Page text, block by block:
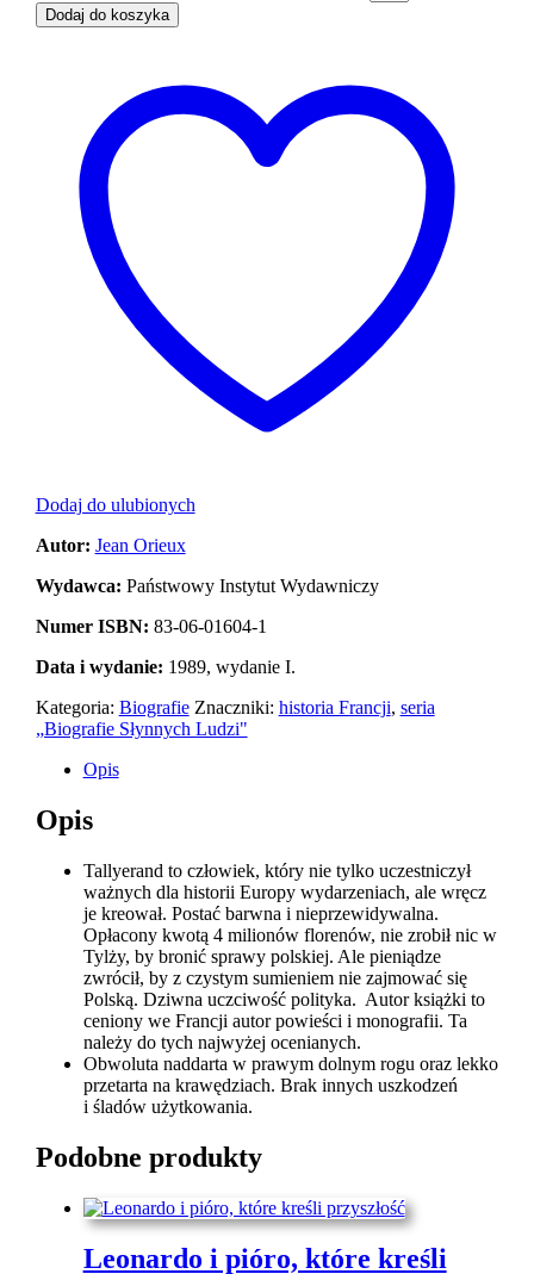
Dodaj do koszyka
Dodaj do ulubionych
Autor: Jean Orieux
Wydawca: Państwowy Instytut Wydawniczy
Numer ISBN: 83-06-01604-1
Data i wydanie: 1989, wydanie I.
Kategoria: Biografie Znaczniki: historia Francji, seria
„Biografie Słynnych Ludzi"
Opis
Opis
Tallyerand to człowiek, który nie tylko uczestniczył
ważnych dla historii Europy wydarzeniach, ale wręcz
je kreował. Postać barwna i nieprzewidywalna.
Opłacony kwotą 4 milionów florenów, nie zrobił nic w
Tylży, by bronić sprawy polskiej. Ale pieniądze
zwrócił, by z czystym sumieniem nie zajmować się
Polską. Dziwna uczciwość polityka. Autor książki to
ceniony we Francji autor powieści i monografii. Ta
należy do tych najwyżej ocenianych.
Obwoluta naddarta w prawym dolnym rogu oraz lekko
przetarta na krawędziach. Brak innych uszkodzeń
i śladów użytkowania.
Podobne produkty
Leonardo i pióro, które kreśli